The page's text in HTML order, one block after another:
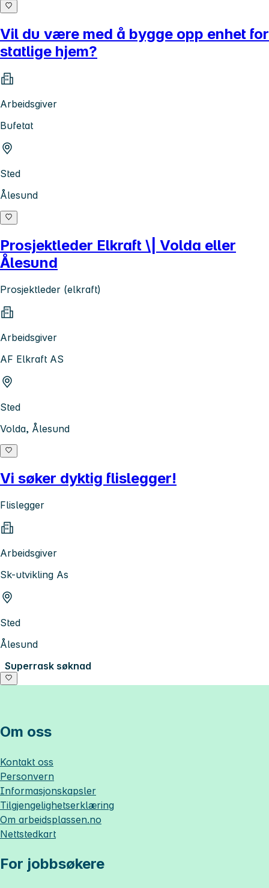
Vil du være med å bygge opp enhet for
statlige hjem?
Arbeidsgiver
Bufetat
Sted
Ålesund
Prosjektleder Elkraft \| Volda eller
Ålesund
Prosjektleder (elkraft)
Arbeidsgiver
AF Elkraft AS
Sted
Volda, Ålesund
Vi søker dyktig flislegger!
Flislegger
Arbeidsgiver
Sk-utvikling As
Sted
Ålesund
Superrask søknad
Om oss
Kontakt oss
Personvern
Informasjonskapsler
Tilgjengelighetserklæring
Om arbeidsplassen.no
Nettstedkart
For jobbsøkere